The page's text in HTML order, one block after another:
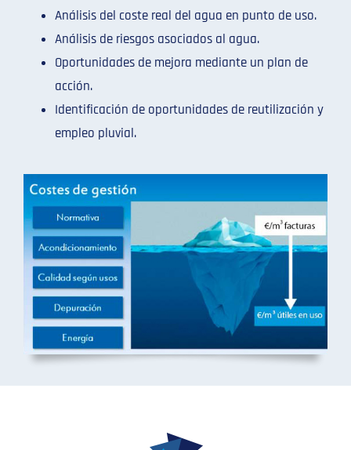
Análisis del coste real del agua en punto de uso.
Análisis de riesgos asociados al agua.
Oportunidades de mejora mediante un plan de
acción.
Identificación de oportunidades de reutilización y
empleo pluvial.